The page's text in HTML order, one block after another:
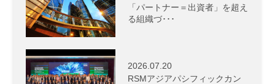
「パートナー＝出資者」を超え
る組織づ･･･
2026.07.20
RSMアジアパシフィックカン